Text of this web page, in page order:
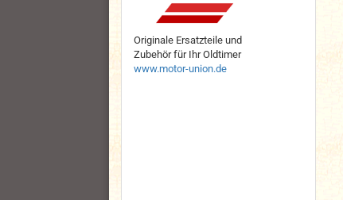
Originale Ersatzteile und
Zubehör für Ihr Oldtimer
www.motor-union.de